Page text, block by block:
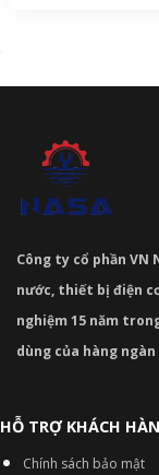
Công ty cổ phần VN
nước, thiết bị điện
nghiệm 15 năm
dùng của hàng
HỖ TRỢ KHÁCH
Chính sách bảo mật